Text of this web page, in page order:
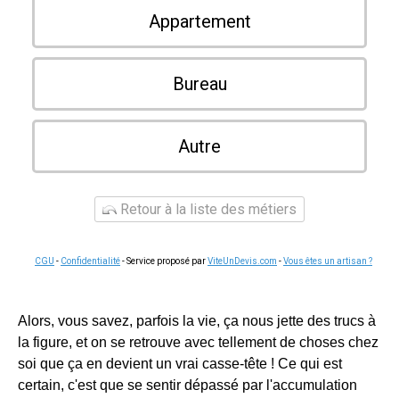
Appartement
Bureau
Autre
Retour à la liste des métiers
CGU - Confidentialité- Service proposé parViteUnDevis.com -Vous êtes un artisan ?
Alors, vous savez, parfois la vie, ça nous jette des trucs à
la figure, et on se retrouve avec tellement de choses chez
soi que ça en devient un vrai casse-tête ! Ce qui est
certain, c'est que se sentir dépassé par l'accumulation